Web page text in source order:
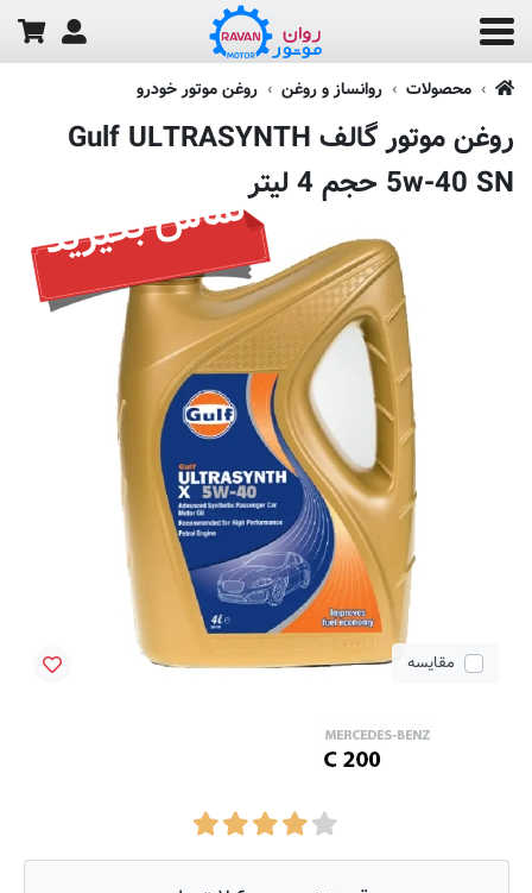
محصولات روانساز و روغن روغن موتور خودرو
روغن موتور گالف Gulf ULTRASYNTH
5w-40 SN حجم 4 لیتر
تماس بگیرید
مقایسه